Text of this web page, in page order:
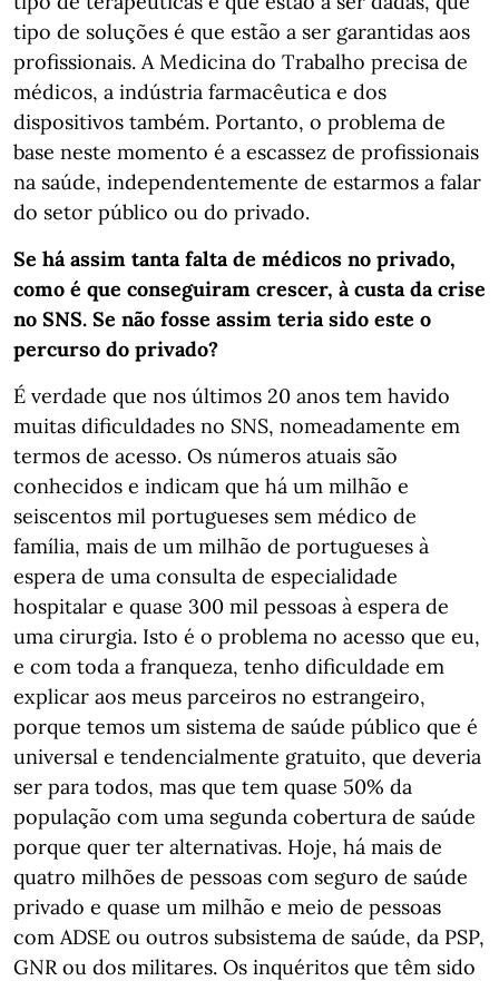
tipo de soluções é que estão a ser garantidas aos
profissionais. A Medicina do Trabalho precisa de
médicos, a indústria farmacêutica e dos
dispositivos também. Portanto, o problema de
base neste momento é a escassez de profissionais
na saúde, independentemente de estarmos a falar
do setor público ou do privado.
Se há assim tanta falta de médicos no privado,
como é que conseguiram crescer, à custa da crise
no SNS. Se não fosse assim teria sido este o
percurso do privado?
É verdade que nos últimos 20 anos tem havido
muitas dificuldades no SNS, nomeadamente em
termos de acesso. Os números atuais são
conhecidos e indicam que há um milhão e
seiscentos mil portugueses sem médico de
família, mais de um milhão de portugueses à
espera de uma consulta de especialidade
hospitalar e quase 300 mil pessoas à espera de
uma cirurgia. Isto é o problema no acesso que eu,
e com toda a franqueza, tenho dificuldade em
explicar aos meus parceiros no estrangeiro,
porque temos um sistema de saúde público que é
universal e tendencialmente gratuito, que deveria
ser para todos, mas que tem quase 50% da
população com uma segunda cobertura de saúde
porque quer ter alternativas. Hoje, há mais de
quatro milhões de pessoas com seguro de saúde
privado e quase um milhão e meio de pessoas
com ADSE ou outros subsistema de saúde, da PSP,
GNR ou dos militares. Os inquéritos que têm sido